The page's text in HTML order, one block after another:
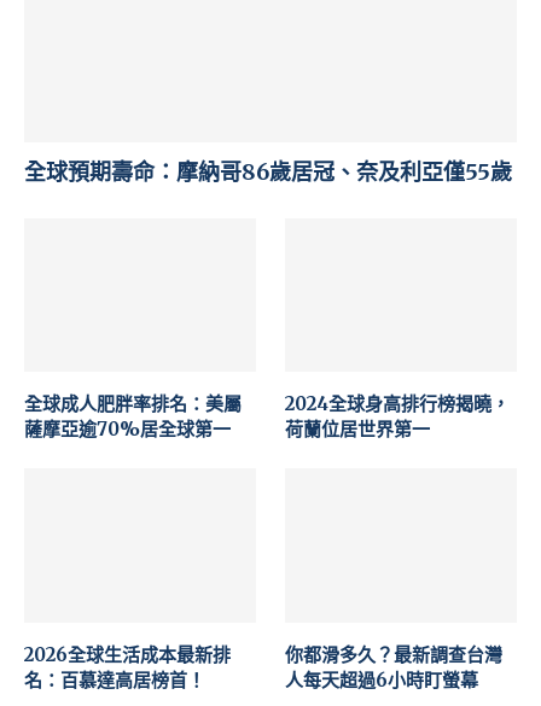
全球預期壽命：摩納哥86歲居冠、奈及利亞僅55歲
全球成人肥胖率排名：美屬
薩摩亞逾70%居全球第一
2024全球身高排行榜揭曉，
荷蘭位居世界第一
2026全球生活成本最新排
名：百慕達高居榜首！
你都滑多久？最新調查台灣
人每天超過6小時盯螢幕